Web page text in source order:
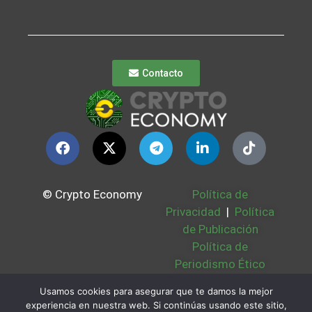
Contacto
© Crypto Economy
Política de
Privacidad | Política
de Publicación
Política de
Periodismo Ético
Bases Legales |
Usamos cookies para asegurar que te damos la mejor
experiencia en nuestra web. Si continúas usando este sitio,